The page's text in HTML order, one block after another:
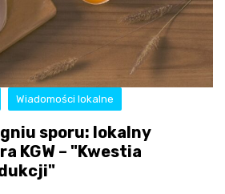
Wiadomości lokalne
sporu: lokalny
KGW – "Kwestia